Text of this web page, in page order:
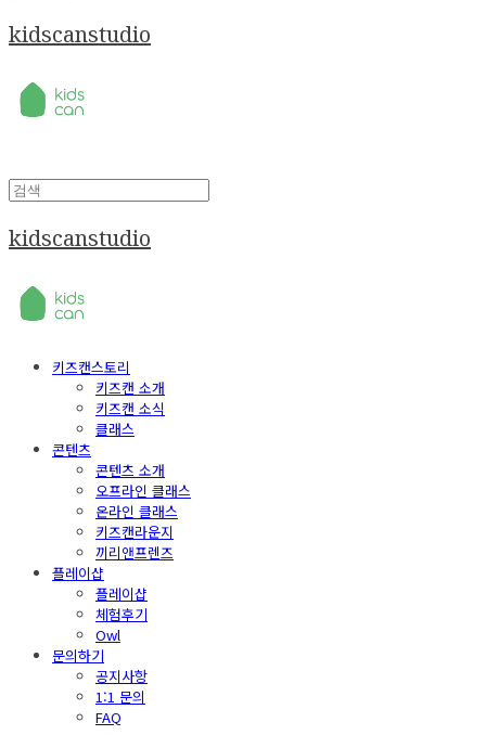
kidscanstudio
kidscanstudio
키즈캔스토리
키즈캔 소개
키즈캔 소식
클래스
콘텐츠
콘텐츠 소개
오프라인 클래스
온라인 클래스
키즈캔라운지
끼리앤프렌즈
플레이샵
플레이샵
체험후기
Owl
문의하기
공지사항
1:1 문의
FAQ